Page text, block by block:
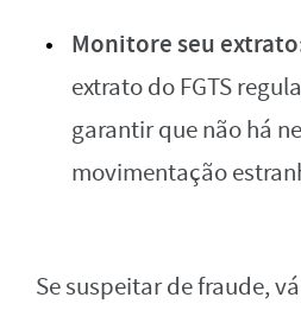
Monitore seu
extrato do FGTS
garantir que não há
movimentação
Se suspeitar de fraude,